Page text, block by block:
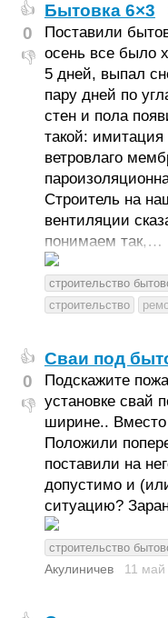
👍
0
👎
Бытовка 6×3
Поставили
осень все было
5 дней, выпал
пару дней по
стен и пола
такой: имитация
ветровлаго
Строитель на
вентиляции
понимаем так,…
строительство
строительство
👍
0
👎
Сваи под
Подскажите
установке свай
ширине..
Положили
поставили на
допустимо и
ситуацию?
строительство
Акулиничев
11 май